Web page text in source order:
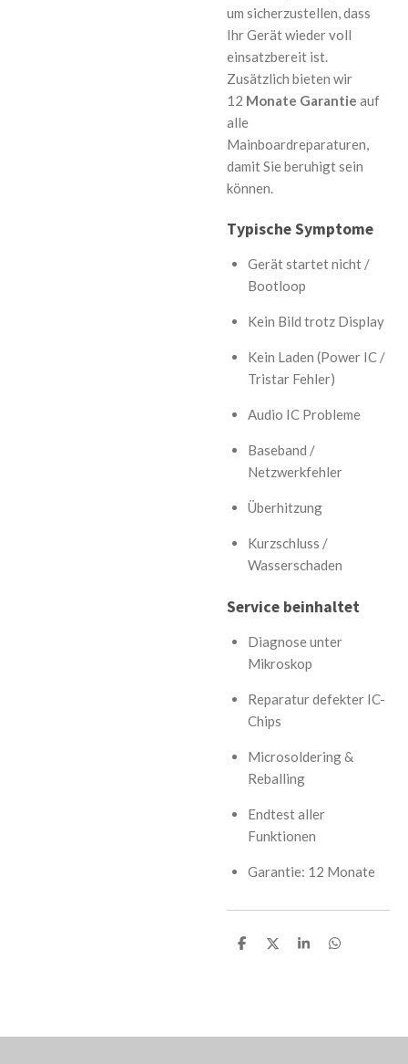
um sicherzustellen, dass
Ihr Gerät wieder voll
einsatzbereit ist.
Zusätzlich bieten wir
12 Monate Garantie auf
alle
Mainboardreparaturen,
damit Sie beruhigt sein
können.
Typische Symptome
Gerät startet nicht /
Bootloop
Kein Bild trotz Display
Kein Laden (Power IC /
Tristar Fehler)
Audio IC Probleme
Baseband /
Netzwerkfehler
Überhitzung
Kurzschluss /
Wasserschaden
Service beinhaltet
Diagnose unter
Mikroskop
Reparatur defekter IC-
Chips
Microsoldering &
Reballing
Endtest aller
Funktionen
Garantie: 12 Monate
T
T
T
T